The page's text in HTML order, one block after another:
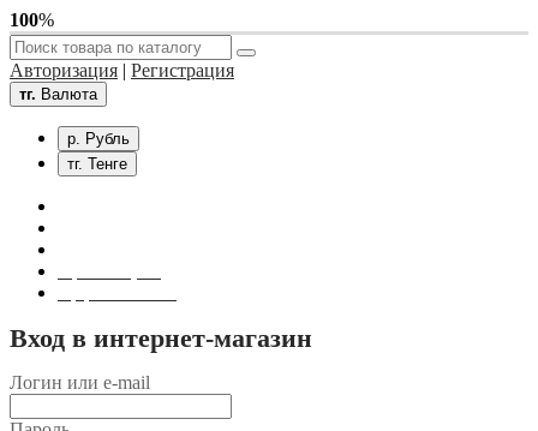
100%
Авторизация | Регистрация
тг. Валюта
р. Рубль
тг. Тенге
Вход в интернет-магазин
Логин или e-mail